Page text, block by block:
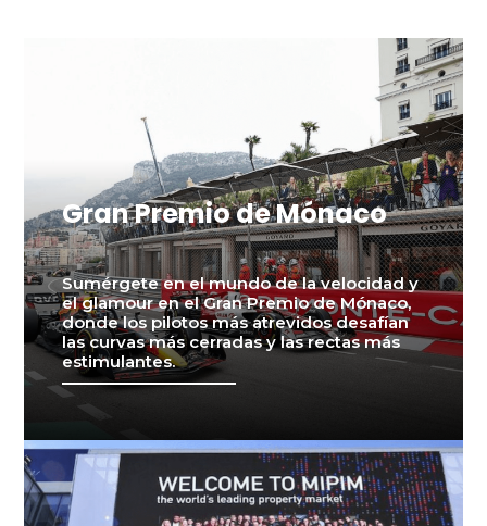
Gran Premio de Mónaco
Sumérgete en el mundo de la velocidad y
el glamour en el Gran Premio de Mónaco,
donde los pilotos más atrevidos desafían
las curvas más cerradas y las rectas más
estimulantes.